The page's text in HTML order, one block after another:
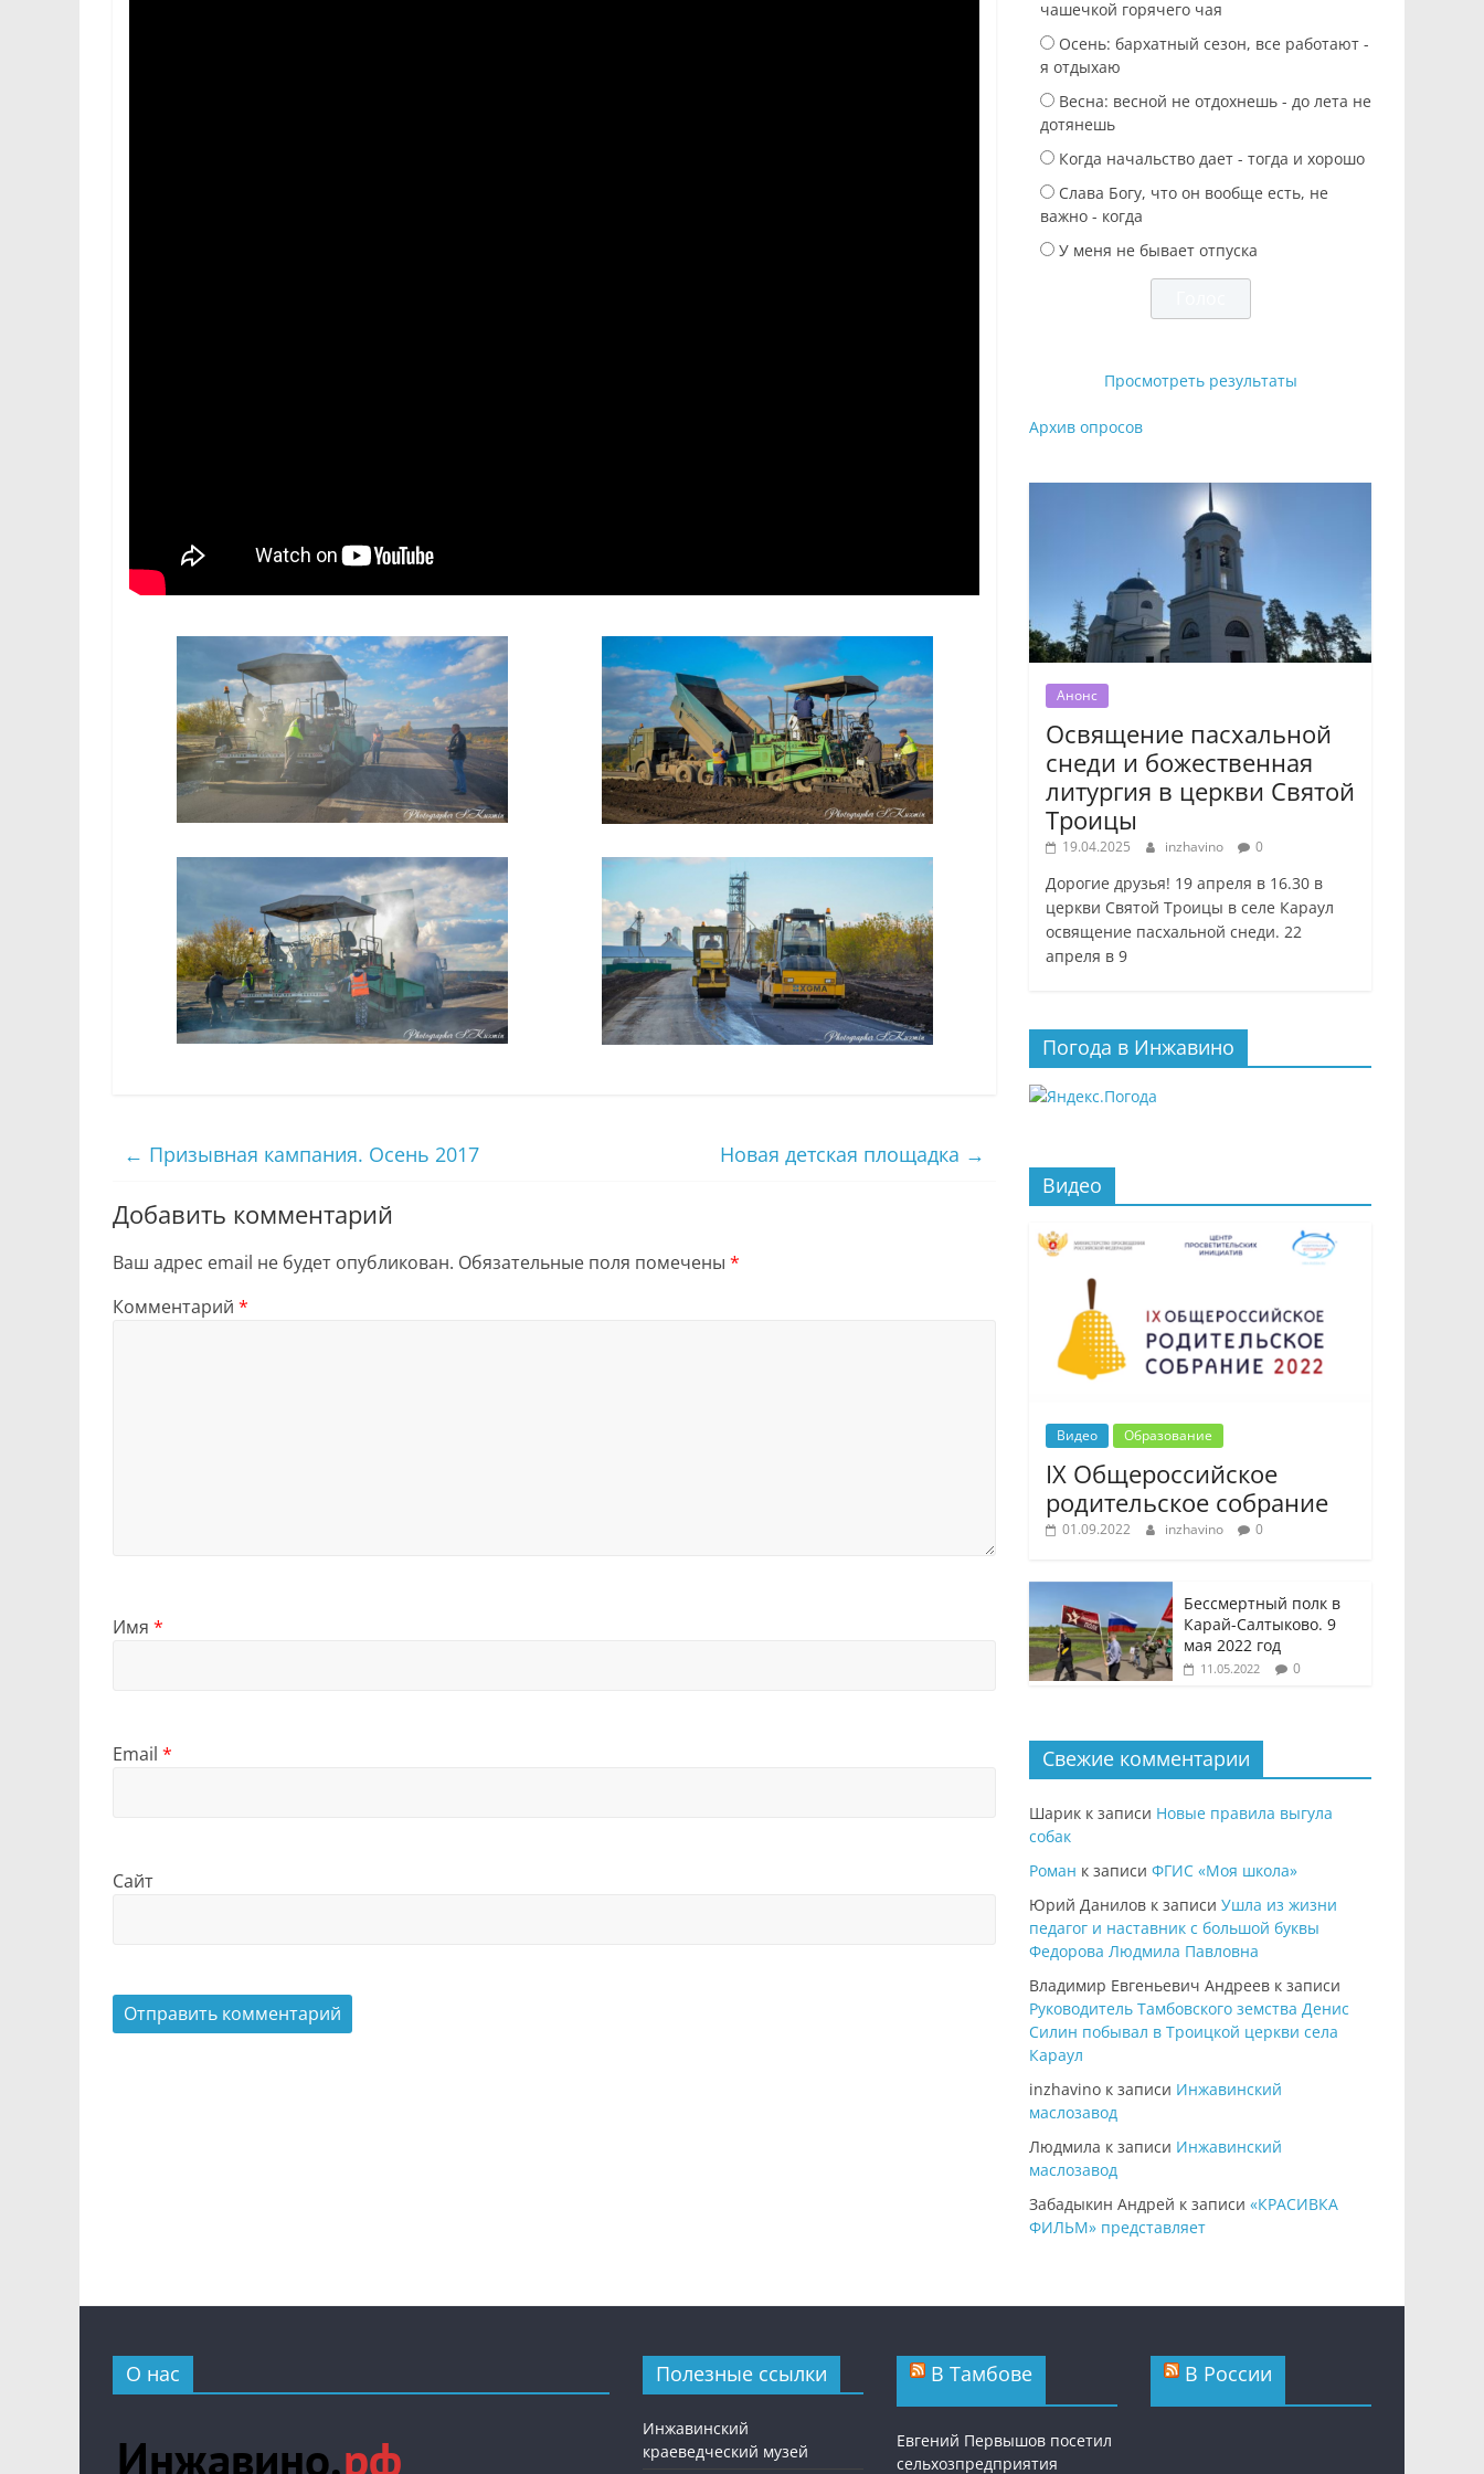
← Призывная кампания. Осень 2017 Новая детская площадка →
Добавить комментарий
Ваш адрес email не будет опубликован. Обязательные поля помечены *
Комментарий *
Имя *
Email *
Сайт
чашечкой горячего чая
Осень: бархатный сезон, все работают -
я отдыхаю
Весна: весной не отдохнешь - до лета не
дотянешь
Когда начальство дает - тогда и хорошо
Слава Богу, что он вообще есть, не
важно - когда
У меня не бывает отпуска
Просмотреть результаты
Архив опросов
Анонс
Освящение пасхальной
снеди и божественная
литургия в церкви Святой
Троицы
19.04.2025 inzhavino 0
Дорогие друзья! 19 апреля в 16.30 в
церкви Святой Троицы в селе Караул
освящение пасхальной снеди. 22
апреля в 9
Погода в Инжавино
Видео
Видео Образование
IX Общероссийское
родительское собрание
01.09.2022 inzhavino 0
Бессмертный полк в
Карай-Салтыково. 9
мая 2022 год
11.05.2022 0
Свежие комментарии
Шарик к записи Новые правила выгула
собак
Роман к записи ФГИС «Моя школа»
Юрий Данилов к записи Ушла из жизни
педагог и наставник с большой буквы
Федорова Людмила Павловна
Владимир Евгеньевич Андреев к записи
Руководитель Тамбовского земства Денис
Силин побывал в Троицкой церкви села
Караул
inzhavino к записи Инжавинский
маслозавод
Людмила к записи Инжавинский
маслозавод
Забадыкин Андрей к записи «КРАСИВКА
ФИЛЬМ» представляет
О нас Полезные ссылки
Инжавинский
краеведческий музей
В Тамбове
Евгений Первышов посетил
сельхозпредприятия
В России